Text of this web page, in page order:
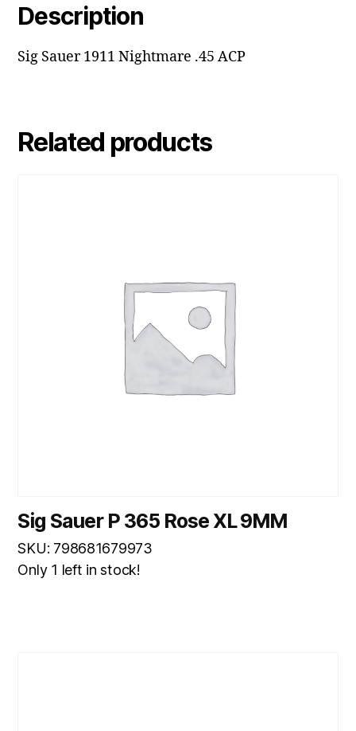
Description
Sig Sauer 1911 Nightmare .45 ACP
Related products
Sig Sauer P 365 Rose XL 9MM
SKU: 798681679973
Only 1 left in stock!